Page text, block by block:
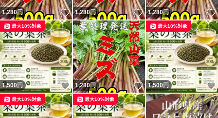
1,280円 いいね！
1,280円 いいね！
1,280円
1,500円 いいね！
最大10%対象
1,280円 いいね！
1,500円
最大10%対象
最大10%対象 最大10%対象